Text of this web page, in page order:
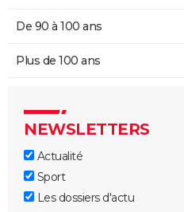
De 90 à 100 ans
Plus de 100 ans
NEWSLETTERS
Actualité
Sport
Les dossiers d'actu